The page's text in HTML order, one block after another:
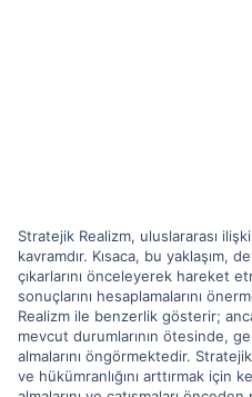
Stratejik Realizm, uluslararası
kavramdır. Kısaca, bu yaklaşım,
çıkarlarını önceleyerek hareket
sonuçlarını hesaplamalarını
Realizm ile benzerlik gösterir;
mevcut durumlarının ötesinde,
almalarını öngörmektedir.
ve hükümranlığını arttırmak için